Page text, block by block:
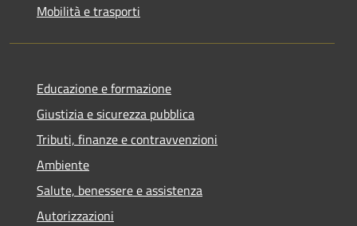
Mobilità e trasporti
Educazione e formazione
Giustizia e sicurezza pubblica
Tributi, finanze e contravvenzioni
Ambiente
Salute, benessere e assistenza
Autorizzazioni